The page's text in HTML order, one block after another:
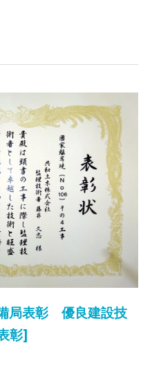
局表彰 優良建設技
彰]